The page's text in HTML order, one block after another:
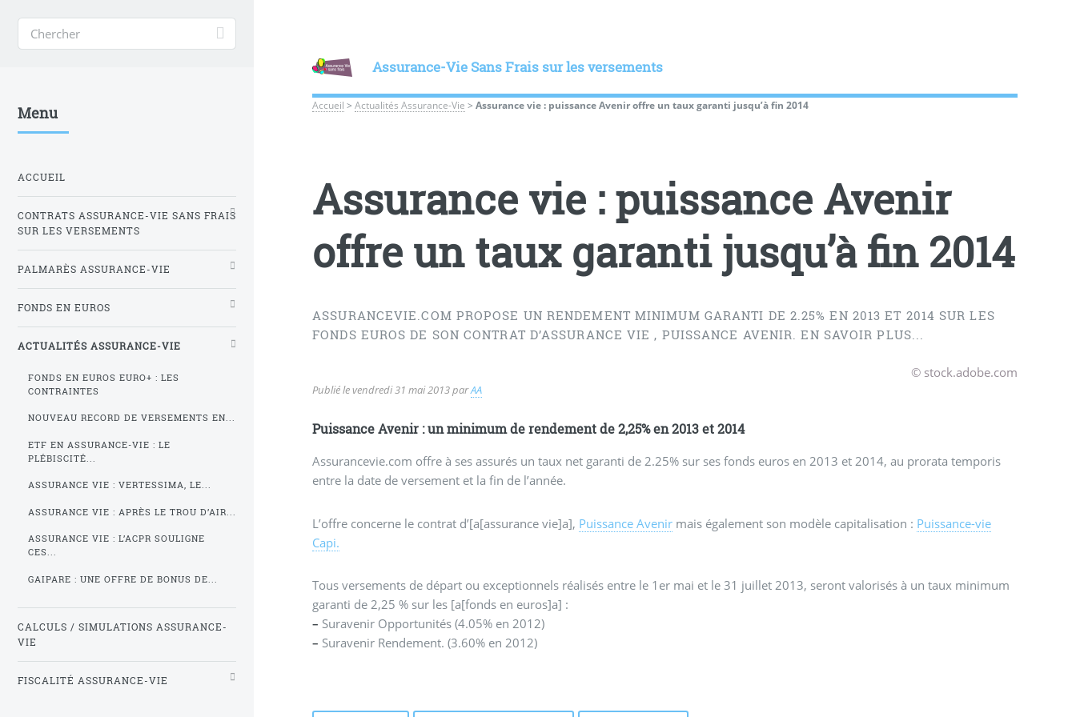
Assurance-Vie Sans Frais sur les versements
Accueil >Actualités Assurance-Vie >Assurance vie : puissance Avenir offre un taux garanti jusqu’à fin 2014
Assurance vie : puissance Avenir
offre un taux garanti jusqu’à fin 2014
ASSURANCEVIE.COM PROPOSE UN RENDEMENT MINIMUM GARANTI DE 2.25% EN 2013 ET 2014 SUR LES
FONDS EUROS DE SON CONTRAT D’ASSURANCE VIE , PUISSANCE AVENIR. EN SAVOIR PLUS...
© stock.adobe.com
Publié levendredi 31 mai 2013parAA
Puissance Avenir : un minimum de rendement de 2,25% en 2013 et 2014
Assurancevie.com offre à ses assurés un taux net garanti de 2.25% sur ses fonds euros en 2013 et 2014, au prorata temporis
entre la date de versement et la fin de l’année.
L’offre concerne le contrat d’[a[assurance vie]a], Puissance Avenir mais également son modèle capitalisation : Puissance-vie
Capi.
Tous versements de départ ou exceptionnels réalisés entre le 1er mai et le 31 juillet 2013, seront valorisés à un taux minimum
garanti de 2,25 % sur les [a[fonds en euros]a] :
– Suravenir Opportunités (4.05% en 2012)
– Suravenir Rendement. (3.60% en 2012)
Menu
ACCUEIL
CONTRATS ASSURANCE-VIE SANS FRAIS
SUR LES VERSEMENTS
PALMARÈS ASSURANCE-VIE
FONDS EN EUROS
ACTUALITÉS ASSURANCE-VIE
FONDS EN EUROS EURO+ : LES
CONTRAINTES
NOUVEAU RECORD DE VERSEMENTS EN...
ETF EN ASSURANCE-VIE : LE
PLÉBISCITÉ...
ASSURANCE VIE : VERTESSIMA, LE...
ASSURANCE VIE : APRÈS LE TROU D’AIR...
ASSURANCE VIE : L’ACPR SOULIGNE
CES...
GAIPARE : UNE OFFRE DE BONUS DE...
CALCULS / SIMULATIONS ASSURANCE-
VIE
FISCALITÉ ASSURANCE-VIE